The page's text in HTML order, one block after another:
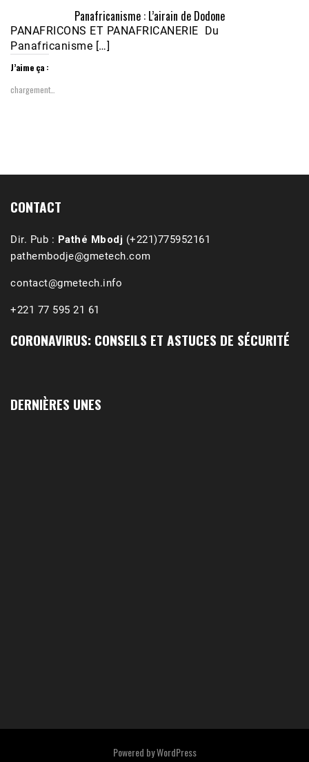
Panafricanisme : L’airain de Dodone
PANAFRICONS ET PANAFRICANERIE Du
Panafricanisme […]
J’aime ça :
chargement…
CONTACT
Dir. Pub : Pathé Mbodj (+221)775952161
pathembodje@gmetech.com
contact@gmetech.info
+221 77 595 21 61
CORONAVIRUS: CONSEILS ET ASTUCES DE SÉCURITÉ
DERNIÈRES UNES
Powered byWordPress